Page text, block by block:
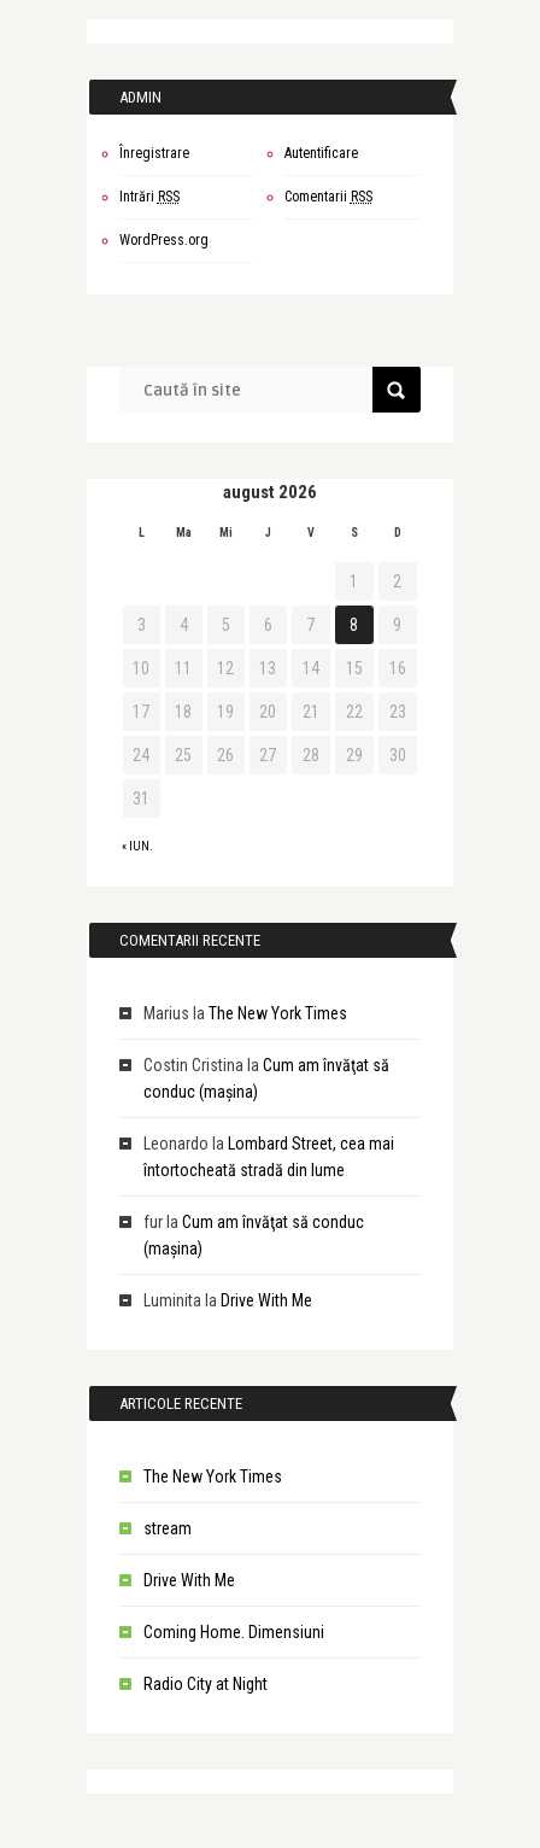
ADMIN
Înregistrare Autentificare
Intrări RSS Comentarii RSS
WordPress.org
august 2026
L Ma Mi J V S D
« IUN.
1 2
3 4 5 6 7 8 9
10 11 12 13 14 15 16
17 18 19 20 21 22 23
24 25 26 27 28 29 30
31
COMENTARII RECENTE
Marius la The New York Times
Costin Cristina la Cum am învăţat să
conduc (maşina)
Leonardo la Lombard Street, cea mai
întortocheată stradă din lume
furla Cum am învăţat să conduc
(maşina)
Luminita la Drive With Me
ARTICOLE RECENTE
The New York Times
stream
Drive With Me
Coming Home. Dimensiuni
Radio City at Night